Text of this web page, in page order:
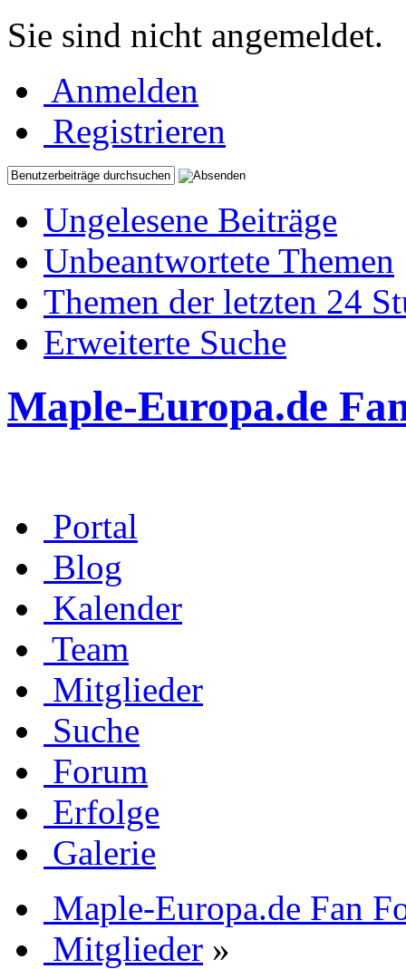
Sie sind nicht angemeldet.
Anmelden
Registrieren
Ungelesene Beiträge
Unbeantwortete Themen
Themen der letzten 24
Erweiterte Suche
Maple-Europa.de
Portal
Blog
Kalender
Team
Mitglieder
Suche
Forum
Erfolge
Galerie
Maple-Europa.de Fan
Mitglieder »